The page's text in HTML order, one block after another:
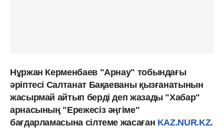
Нұржан Керменбаев "Арнау" тобындағы
әріптесі Салтанат Бақаеваны қызғанатынын
жасырмай айтып берді деп жазады "Хабар"
арнасының "Ережесіз әңгіме"
бағдарламасына сілтеме жасаған KAZ.NUR.KZ.